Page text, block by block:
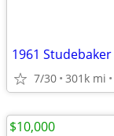
7/30 301k mi
$10,000